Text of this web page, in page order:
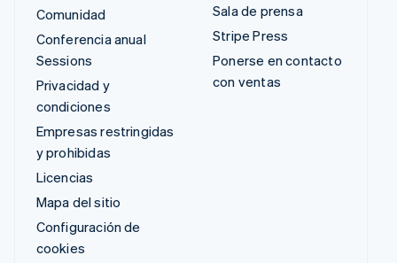
Comunidad
Conferencia anual
Sessions
Privacidad y
condiciones
Empresas restringidas
y prohibidas
Licencias
Mapa del sitio
Configuración de
cookies
Sala de prensa
Stripe Press
Ponerse en contacto
con ventas